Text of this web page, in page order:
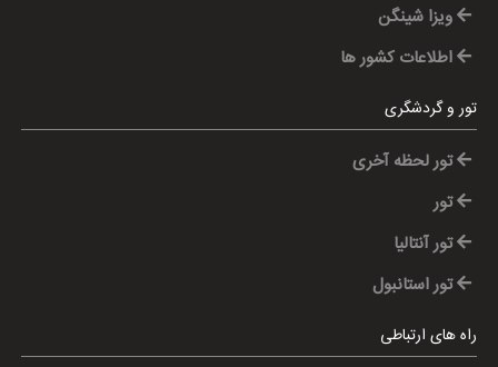
ویزا شینگن
اطلاعات کشور ها
تور و گردشگری
تور لحظه آخری
تور
تور آنتالیا
تور استانبول
راه های ارتباطی